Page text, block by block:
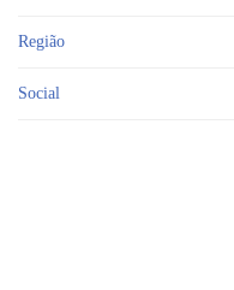
Região
Social